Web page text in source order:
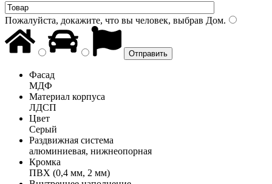
Пожалуйста, докажите, что вы человек, выбрав Дом.
Фасад
МДФ
Материал корпуса
ЛДСП
Цвет
Серый
Раздвижная система
алюминиевая, нижнеопорная
Кромка
ПВХ (0,4 мм, 2 мм)